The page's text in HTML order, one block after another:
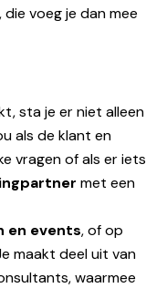
voeg je dan mee
sta je er niet alleen
als de klant en
vragen of als er iets
met een
en events, of op
maakt deel uit van
waarmee